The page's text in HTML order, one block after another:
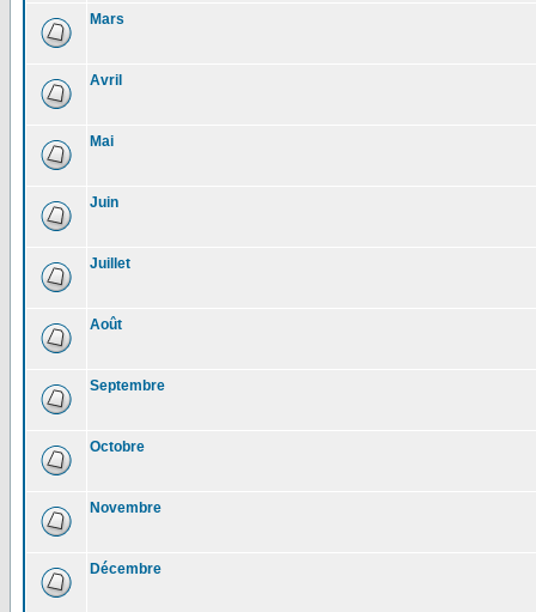
Mars
Avril
Mai
Juin
Juillet
Août
Septembre
Octobre
Novembre
Décembre